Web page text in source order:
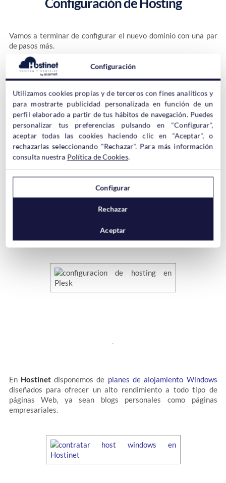
Vamos a terminar de configurar el nuevo dominio con una par
de pasos más.
Lo primero es determinar la
En elDominio preferidodebemos seleccionar si queremos que
se redireccione al dominio con o sin laswwwo nos da igual que
entren de una u otra forma.
sitio Web. Si no creas ningún sitio preferido los buscadores
entenderás que la página sinwwwes distinta a la que entra
con laswww.
Después sólo nos quedará hacer click en
En Hostinetdisponemos de planes de alojamiento Windows
diseñados para ofrecer un alto rendimiento a todo tipo de
páginas Web, ya sean blogs personales como páginas
empresariales.
Configuración
Utilizamos cookies propias y de terceros con fines analíticos y
para mostrarte publicidad personalizada en función de un
perfil elaborado a partir de tus hábitos de navegación. Puedes
personalizar tus preferencias pulsando en "Configurar",
aceptar todas las cookies haciendo clic en "Aceptar", o
rechazarlas seleccionando "Rechazar". Para más información
consulta nuestra Política de Cookies.
Configurar
Rechazar
Aceptar